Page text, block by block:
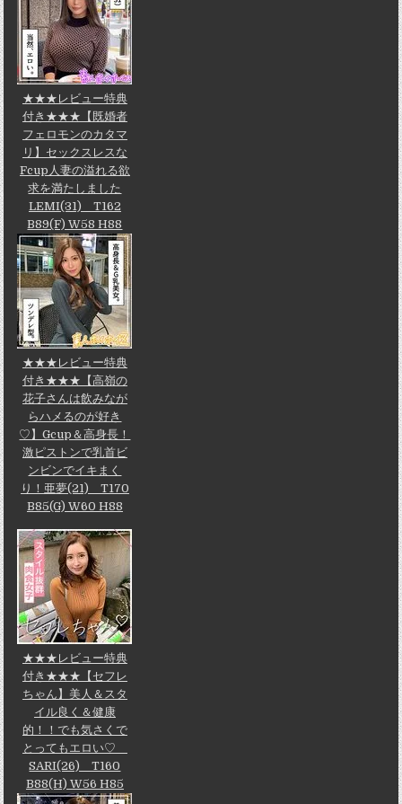
★★★レビュー特典
付き★★★【既婚者
フェロモンのカタマ
リ】セックスレスな
Fcup人妻の溢れる欲
求を満たしました
LEMI(31) T162
B89(F) W58 H88
★★★レビュー特典
付き★★★【高嶺の
花子さんは飲みなが
らハメるのが好き
♡】Gcup＆高身長！
激ピストンで乳首ビ
ンビンでイキまく
り！亜夢(21) T170
B85(G) W60 H88
★★★レビュー特典
付き★★★【セフレ
ちゃん】美人＆スタ
イル良く＆健康
的！！でも気さくで
とってもエロい♡
SARI(26) T160
B88(H) W56 H85